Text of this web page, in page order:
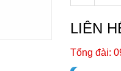
LIÊN
Tổng đài: